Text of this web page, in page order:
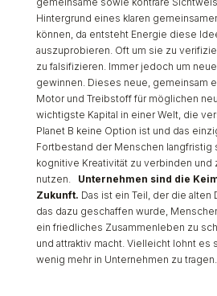
Hintergrund eines klaren
können, da entsteht Energie diese
auszuprobieren. Oft um sie zu
zu falsifizieren. Immer jedoch um
gewinnen. Dieses neue, gemeinsam
Motor und Treibstoff für möglichen
wichtigste Kapital in einer Welt, die
Planet B keine Option ist und das
Fortbestand der Menschen langfristig
kognitive Kreativität zu verbinden und
nutzen. Unternehmen sind die
Zukunft. Das ist ein Teil, der die alten
das dazu geschaffen wurde,
ein friedliches Zusammenleben zu
und attraktiv macht. Vielleicht lohnt es
wenig mehr in Unternehmen zu tragen.